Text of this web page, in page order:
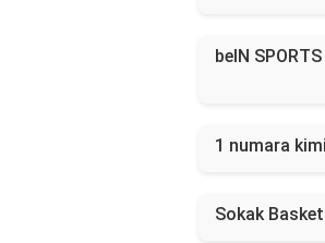
beIN
1 numara
Sokak